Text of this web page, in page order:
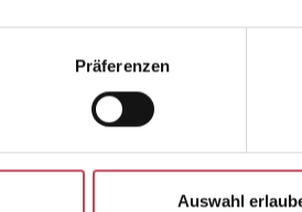
Präferenzen
Auswahl